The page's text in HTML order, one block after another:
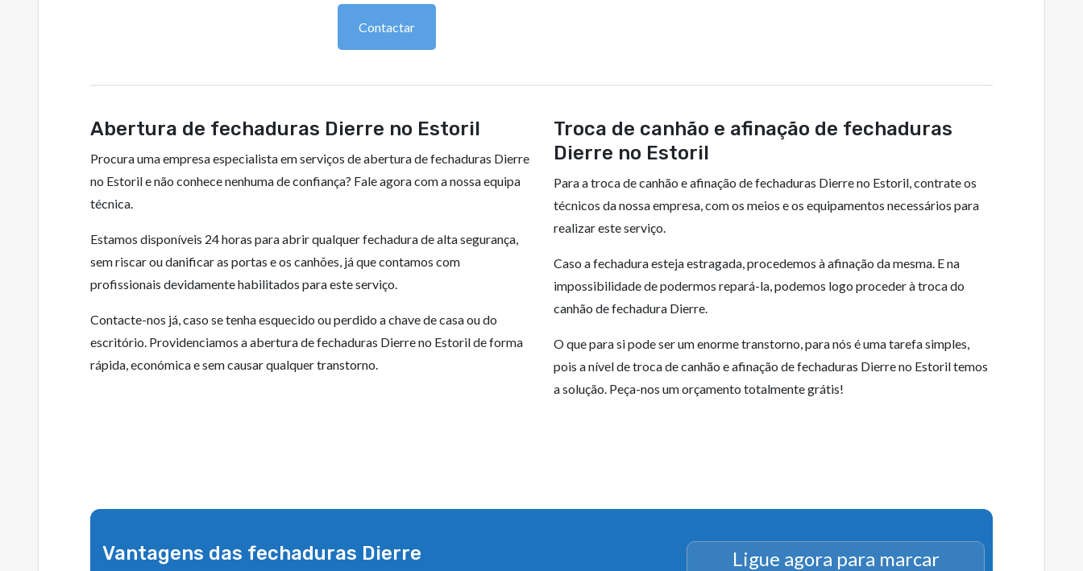
Contactar
Abertura de fechaduras Dierre no Estoril
Procura uma empresa especialista em serviços de abertura de fechaduras Dierre
no Estoril e não conhece nenhuma de confiança? Fale agora com a nossa equipa
técnica.
Estamos disponíveis 24 horas para abrir qualquer fechadura de alta segurança,
sem riscar ou danificar as portas e os canhões, já que contamos com
profissionais devidamente habilitados para este serviço.
Contacte-nos já, caso se tenha esquecido ou perdido a chave de casa ou do
escritório. Providenciamos a abertura de fechaduras Dierre no Estoril de forma
rápida, económica e sem causar qualquer transtorno.
Troca de canhão e afinação de fechaduras
Dierre no Estoril
Para a troca de canhão e afinação de fechaduras Dierre no Estoril, contrate os
técnicos da nossa empresa, com os meios e os equipamentos necessários para
realizar este serviço.
Caso a fechadura esteja estragada, procedemos à afinação da mesma. E na
impossibilidade de podermos repará-la, podemos logo proceder à troca do
canhão de fechadura Dierre.
O que para si pode ser um enorme transtorno, para nós é uma tarefa simples,
pois a nível de troca de canhão e afinação de fechaduras Dierre no Estoril temos
a solução. Peça-nos um orçamento totalmente grátis!
Vantagens das fechaduras Dierre
Ligue agora para marcar